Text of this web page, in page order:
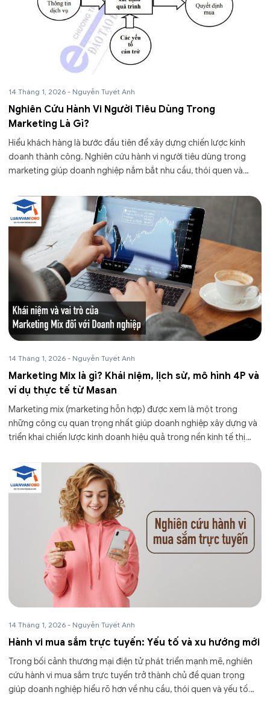
14 Tháng 1, 2026 - Nguyễn Tuyết Anh
Nghiên Cứu Hành Vi Người Tiêu Dùng Trong
Marketing Là Gì?
Hiểu khách hàng là bước đầu tiên để xây dựng chiến lược kinh
doanh thành công. Nghiên cứu hành vi người tiêu dùng trong
marketing giúp doanh nghiệp nắm bắt nhu cầu, thói quen và
14 Tháng 1, 2026 - Nguyễn Tuyết Anh
Marketing Mix là gì? Khái niệm, lịch sử, mô hình 4P và
ví dụ thực tế từ Masan
Marketing mix (marketing hỗn hợp) được xem là một trong
những công cụ quan trọng nhất giúp doanh nghiệp xây dựng và
triển khai chiến lược kinh doanh hiệu quả trong nền kinh tế thị
14 Tháng 1, 2026 - Nguyễn Tuyết Anh
Hành vi mua sắm trực tuyến: Yếu tố và xu hướng mới
Trong bối cảnh thương mại điện tử phát triển mạnh mẽ, nghiên
cứu hành vi mua sắm trực tuyến trở thành chủ đề quan trọng
giúp doanh nghiệp hiểu rõ hơn về nhu cầu, thói quen và yếu tố